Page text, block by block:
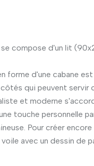
compose d'un lit
forme d'une cabane
qui peuvent servir
et moderne
touche personnelle
Pour créer encore
avec un dessin de